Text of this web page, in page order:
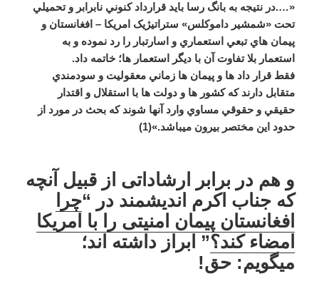
«….در نتيجه به بانگ رسا بايد قرارداد کنوني نابرابر و تحميلي
تحت «شمشير داموکلس» ستراتيژيک امريکا – افغانستان و
پيمان هاي تبعي استعماري و اسارتبار را رد نموده و به
استعمار بلا تفاوت آن با ديگر استعمار ها؛ خاتمه داد.
فقط قرار داد ها و پيمان ها زماني معقوليت و سودمندي
متقابل دارند که کشور ها و دولت ها با استقلال و اقتدار
حقيقي و حقوقي مساوي وارد آنها شوند که بحث در مورد از
حدود اين مختصر بيرون ميباشد.»(1)
و هم در برابر ارشاداتی از قبیل آنچه
که جناب اکرم اندیشمند در “چرا
افغانستان پیمان امنیتی را با امریکا
امضاء کند؟” ابراز داشته اند؛
میگویم: حق!